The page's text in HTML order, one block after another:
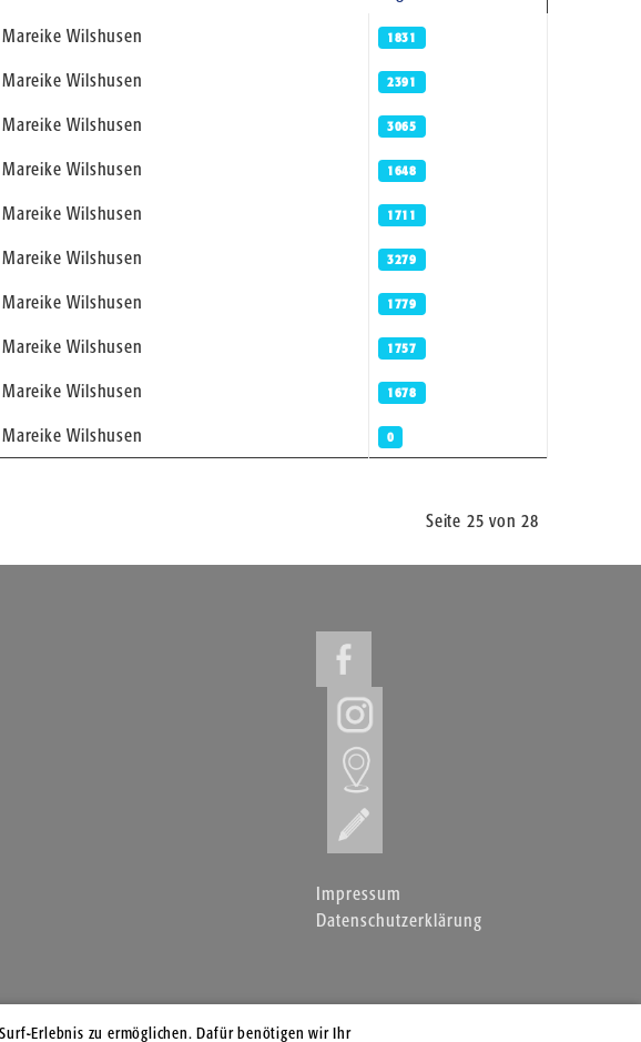
Mareike Wilshusen 1831
Mareike Wilshusen 2391
Mareike Wilshusen 3065
Mareike Wilshusen 1648
Mareike Wilshusen 1711
Mareike Wilshusen 3279
Mareike Wilshusen 1779
Mareike Wilshusen 1757
Mareike Wilshusen 1678
Mareike Wilshusen 0
Seite 25 von 28
Impressum
Datenschutzerklärung
Erlebnis zu ermöglichen. Dafür benötigen wir Ihr